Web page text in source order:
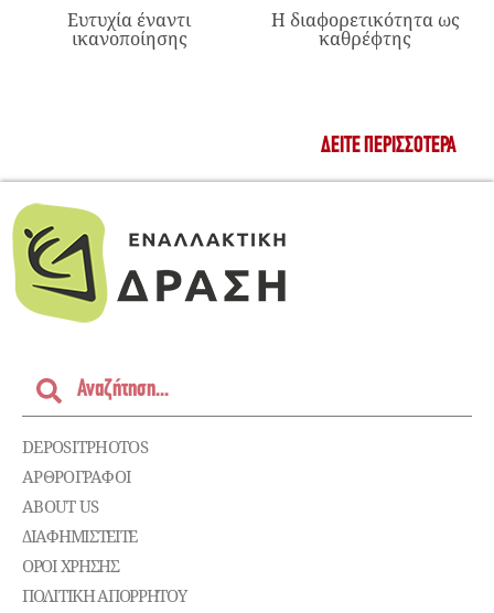
Ευτυχία έναντι
ικανοποίησης
Η διαφορετικότητα ως
καθρέφτης
ΔΕΊΤΕ ΠΕΡΙΣΣΌΤΕΡΑ
DEPOSITPHOTOS
ΑΡΘΡΟΓΡΑΦΟΙ
ABOUT US
ΔΙΑΦΗΜΙΣΤΕΊΤΕ
ΌΡΟΙ ΧΡΉΣΗΣ
ΠΟΛΙΤΙΚΉ ΑΠΟΡΡΉΤΟΥ